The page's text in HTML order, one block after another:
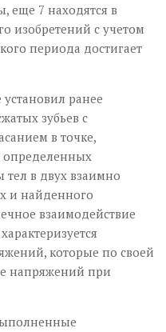
еще 7 находятся в
изобретений с учетом
периода достигает
ранее
зубьев с
в точке,
определенных
в двух взаимно
и найденного
взаимодействие
которые по своей
напряжений при